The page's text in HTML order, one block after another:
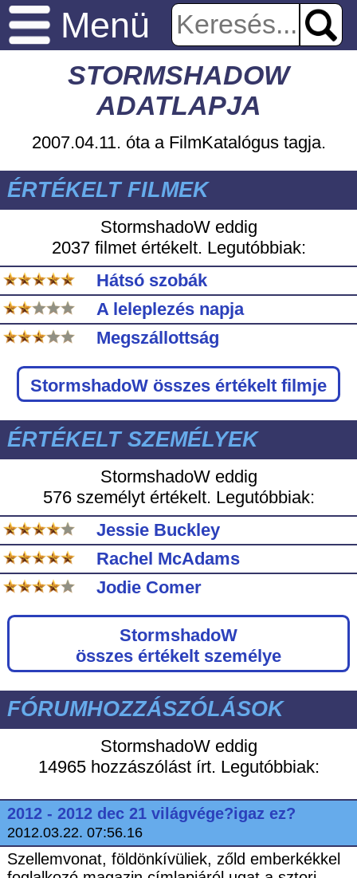
Menü
STORMSHADOW
ADATLAPJA
2007.04.11. óta a FilmKatalógus tagja.
ÉRTÉKELT FILMEK
StormshadoW eddig
2037 filmet értékelt. Legutóbbiak:
Hátsó szobák
A leleplezés napja
Megszállottság
StormshadoW összes értékelt filmje
ÉRTÉKELT SZEMÉLYEK
StormshadoW eddig
576 személyt értékelt. Legutóbbiak:
Jessie Buckley
Rachel McAdams
Jodie Comer
StormshadoW
összes értékelt személye
FÓRUMHOZZÁSZÓLÁSOK
StormshadoW eddig
14965 hozzászólást írt. Legutóbbiak:
2012 - 2012 dec 21 világvége?igaz ez?
2012.03.22. 07:56.16
Szellemvonat, földönkívüliek, zőld emberkékkel